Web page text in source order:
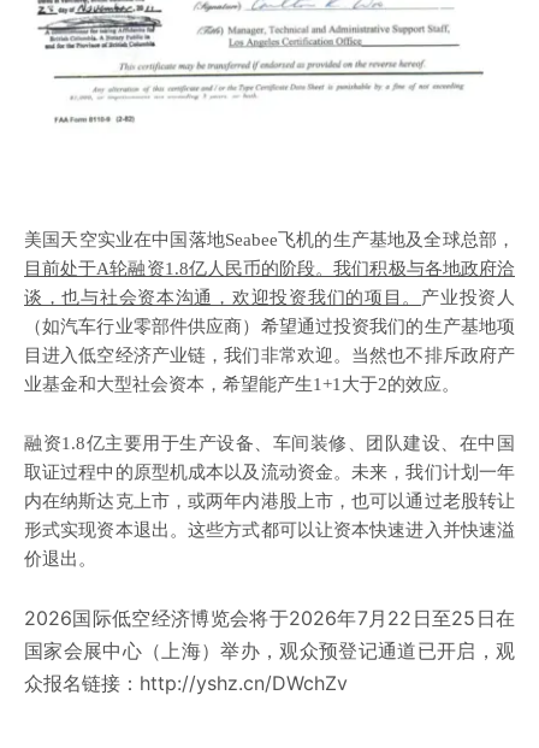
美国天空实业在中国落地Seabee飞机的生产基地及全球总部，
目前处于A轮融资1.8亿人民币的阶段。我们积极与各地政府洽
谈，也与社会资本沟通，欢迎投资我们的项目。 产业投资人
（如汽车行业零部件供应商）希望通过投资我们的生产基地项
目进入低空经济产业链，我们非常欢迎。当然也不排斥政府产
业基金和大型社会资本，希望能产生1+1大于2的效应。
融资1.8亿主要用于生产设备、车间装修、团队建设、在中国
取证过程中的原型机成本以及流动资金。未来，我们计划一年
内在纳斯达克上市，或两年内港股上市，也可以通过老股转让
形式实现资本退出。这些方式都可以让资本快速进入并快速溢
价退出。
2026国际低空经济博览会将于2026年7月22日至25日在
国家会展中心（上海）举办，观众预登记通道已开启，观
众报名链接：http://yshz.cn/DWchZv